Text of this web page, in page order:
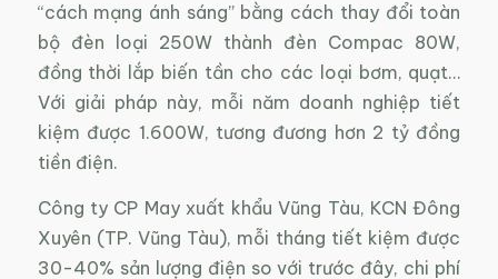
“cách mạng ánh sáng” bằng cách thay đổi toàn
bộ đèn loại 250W thành đèn Compac 80W,
đồng thời lắp biến tần cho các loại bơm, quạt…
Với giải pháp này, mỗi năm doanh nghiệp tiết
kiệm được 1.600W, tương đương hơn 2 tỷ đồng
tiền điện.
Công ty CP May xuất khẩu Vũng Tàu, KCN Đông
Xuyên (TP. Vũng Tàu), mỗi tháng tiết kiệm được
30-40% sản lượng điện so với trước đây, chi phí